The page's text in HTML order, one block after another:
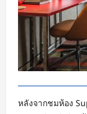
หลังจากชมห้อง